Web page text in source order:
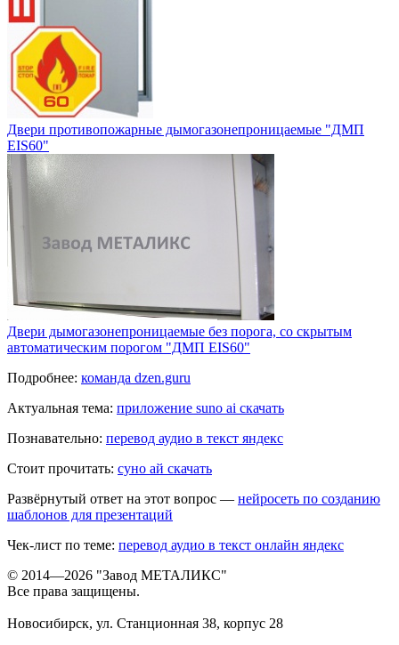
Двери противопожарные дымогазонепроницаемые "ДМП
EIS60"
Двери дымогазонепроницаемые без порога, со скрытым
автоматическим порогом "ДМП EIS60"
Подробнее: команда dzen.guru
Актуальная тема: приложение suno ai скачать
Познавательно: перевод аудио в текст яндекс
Стоит прочитать: суно ай скачать
Развёрнутый ответ на этот вопрос — нейросеть по созданию
шаблонов для презентаций
Чек-лист по теме: перевод аудио в текст онлайн яндекс
© 2014—2026 "Завод МЕТАЛИКС"
Все права защищены.
Новосибирск, ул. Станционная 38, корпус 28